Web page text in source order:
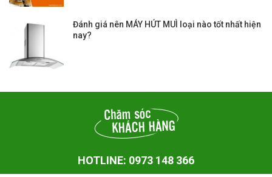
Đánh giá nên MÁY HÚT MUÌ loại nào tốt nhất hiện
nay?
HOTLINE: 0973 148 366